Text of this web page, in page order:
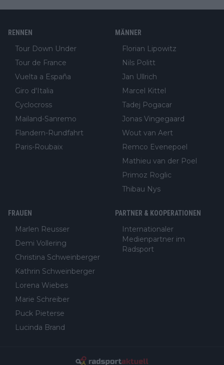
RENNEN
Tour Down Under
Tour de France
Vuelta a España
Giro d'Italia
Cyclocross
Mailand-Sanremo
Flandern-Rundfahrt
Paris-Roubaix
MÄNNER
Florian Lipowitz
Nils Politt
Jan Ullrich
Marcel Kittel
Tadej Pogacar
Jonas Vingegaard
Wout van Aert
Remco Evenepoel
Mathieu van der Poel
Primoz Roglic
Thibau Nys
FRAUEN
Marlen Reusser
Demi Vollering
Christina Schweinberger
Kathrin Schweinberger
Lorena Wiebes
Marie Schreiber
Puck Pieterse
Lucinda Brand
PARTNER & KOOPERATIONEN
Internationaler
Medienpartner im
Radsport